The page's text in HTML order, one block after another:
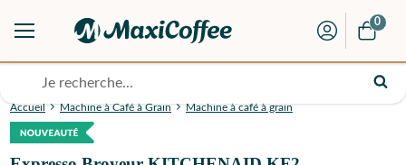
0
Accueil Machine à Café à Grain Machine à café à grain